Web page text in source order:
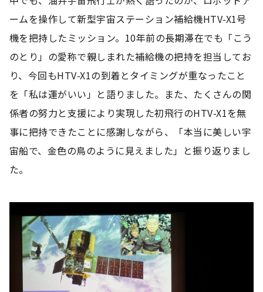
ームを操作して新型宇宙ステーション補給機HTV-X1号
機を把持したミッション。10年前の長期滞在でも「こう
のとり」の愛称で親しまれた補給機の把持を担当してお
り、今回もHTV-X1の到着とタイミングが重なったこと
を「私は運がいい」と語りました。また、たくさんの関
係者の努力と支援により実現した初飛行のHTV-X1を無
事に把持できたことに感謝しながら、「本当に美しい宇
宙船で、金色の鳥のように見えました」と振り返りまし
た。